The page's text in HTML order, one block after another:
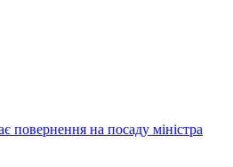
повернення на посаду міністра